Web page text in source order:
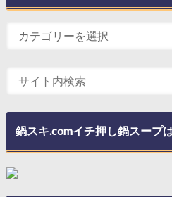
鍋スキ.comイチ押し鍋スープ